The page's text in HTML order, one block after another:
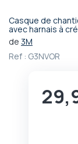
Casque de
avec harnais à
de 3M
Ref : G3NVOR
Passer
au
de
d’images